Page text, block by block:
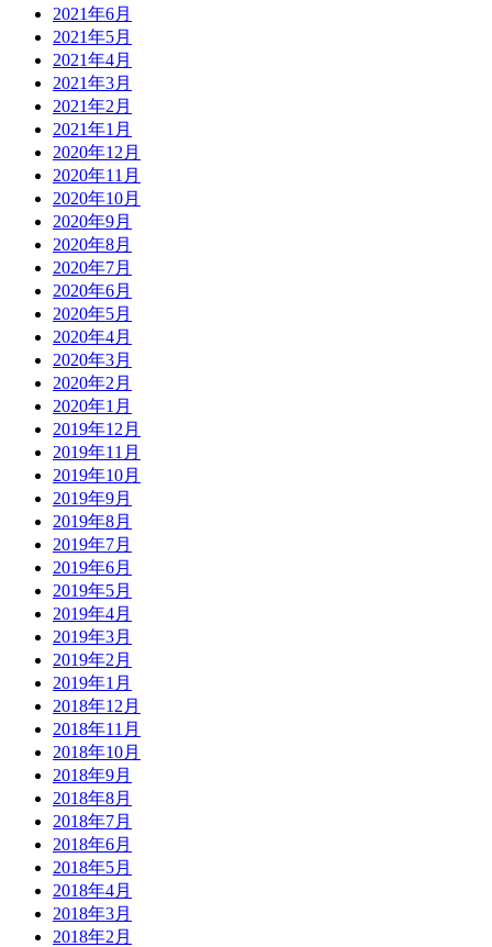
2021年6月
2021年5月
2021年4月
2021年3月
2021年2月
2021年1月
2020年12月
2020年11月
2020年10月
2020年9月
2020年8月
2020年7月
2020年6月
2020年5月
2020年4月
2020年3月
2020年2月
2020年1月
2019年12月
2019年11月
2019年10月
2019年9月
2019年8月
2019年7月
2019年6月
2019年5月
2019年4月
2019年3月
2019年2月
2019年1月
2018年12月
2018年11月
2018年10月
2018年9月
2018年8月
2018年7月
2018年6月
2018年5月
2018年4月
2018年3月
2018年2月